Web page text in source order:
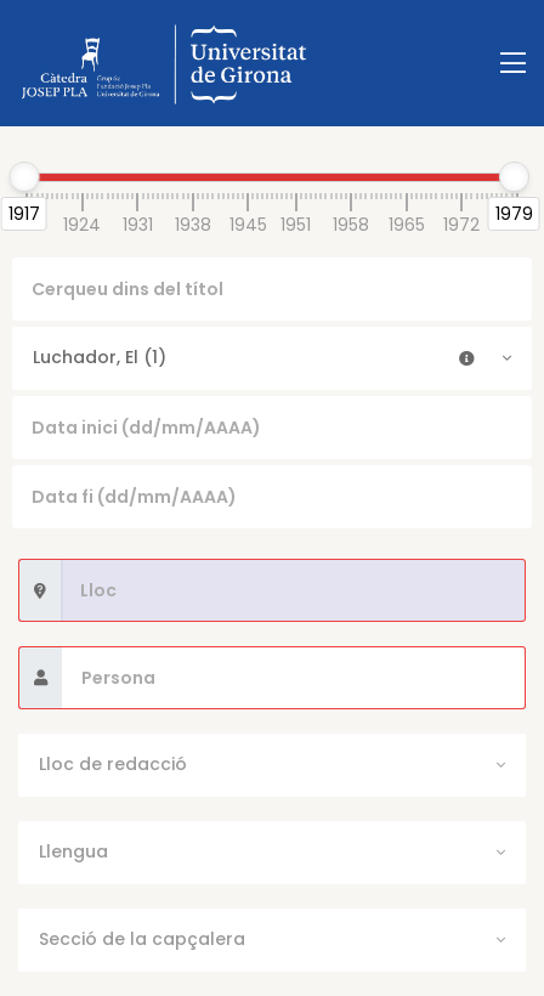
1917 1979
1917 1924 1931 1938 1945 1951 1958 1965 1972 1979
Luchador, El (1)
Lloc de redacció
Llengua
Secció de la capçalera